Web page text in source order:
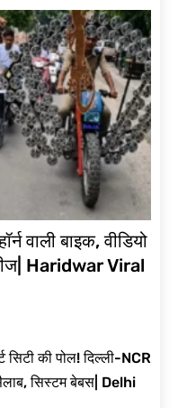
बंगाल चुनाव के बाद
अचानक देश में कैसे बढ़
गई महंगाई ?
Rahul Gandhi ने
मोदी जी के Melodi
Moment को कहा
नौटंकी तो क्या बोली
BJP ?
SIR की धांधली, EVM
से चोरी | CONGRESS
कैसे लड़ेगी UP
वाली बाइक, वीडियो
Haridwar Viral
सिटी की पोल! दिल्ली-NCR
सिस्टम बेबस| Delhi